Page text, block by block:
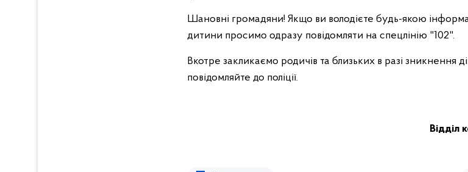
Шановні громадяни! Якщо ви володієте будь-якою
дитини просимо одразу повідомляти на спецлінію "102".
Вкотре закликаємо родичів та близьких в разі зникнення
повідомляйте до поліції.
Відділ